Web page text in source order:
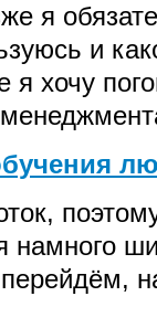
я
и
хочу
намного